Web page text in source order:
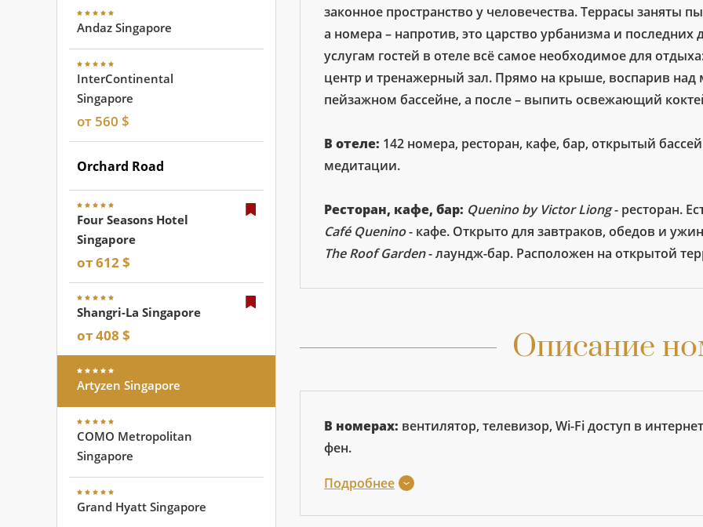
Andaz Singapore
InterContinental
Singapore
от 560 $
Orchard Road
Four Seasons Hotel
Singapore
от 612 $
Shangri-La Singapore
от 408 $
Artyzen Singapore
COMO Metropolitan
Singapore
Grand Hyatt Singapore
законное пространство у человечества. Террасы
а номера – напротив, это царство урбанизма и последних
услугам гостей в отеле всё самое необходимое для
центр и тренажерный зал. Прямо на крыше, воспарив
пейзажном бассейне, а после – выпить освежающий
В отеле: 142 номера, ресторан, кафе, бар, открытый
медитации.
Ресторан, кафе, бар: Quenino by Victor Liong- ресторан.
Café Quenino- кафе. Открыто для завтраков, обедов и
The Roof Garden- лаундж-бар. Расположен на открытой
Описание
В номерах: вентилятор, телевизор, Wi-Fi доступ в
фен.
Подробнее